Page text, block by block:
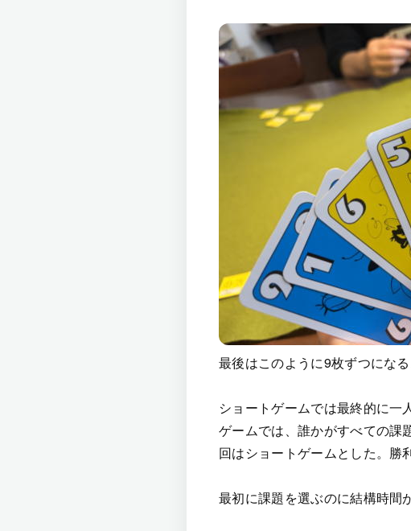
最後はこのように9枚ずつにな
ショートゲームでは最終的に
ゲームでは、誰かがすべての課
回はショートゲームとした。勝
最初に課題を選ぶのに結構時間